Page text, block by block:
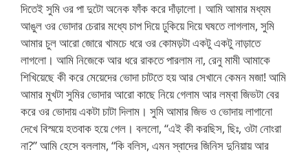
দিতেই সুমি ওর পা দুটো অনেক ফাঁক করে দাঁড়ালো। আমি আমার মধ্যম
আঙুল ওর ভোদার চেরার মধ্যে চাপ দিয়ে ঢুকিয়ে দিয়ে ঘষতে লাগলাম, সুমি
আমার চুল আরো জোরে খামচে ধরে ওর কোমড়টা একটু একটু নাড়াতে
লাগলো। আমি নিজেকে আর ধরে রাকতে পারলাম না, রেনু মামী আমাকে
শিখিয়েছে কী করে মেয়েদের ভোদা চাটতে হয় আর সেখানে কেমন মজা! আমি
আমার মুখটা সুমির ভোদার আরো কাছে নিয়ে গেলাম আর লম্বা জিভটা বের
করে ওর ভোদায় একটা চাটা দিলাম। সুমি আমার জিভ ও ভোদায় লাগানো
দেখে বিস্ময়ে হতবাক হয়ে গেল। বললো, “এই কী করছিস, ছিঃ, ওটা নোংরা
না?” আমি হেসে বললাম, “কি বলিস, এমন স্বাদের জিনিস দুনিয়ায় আর